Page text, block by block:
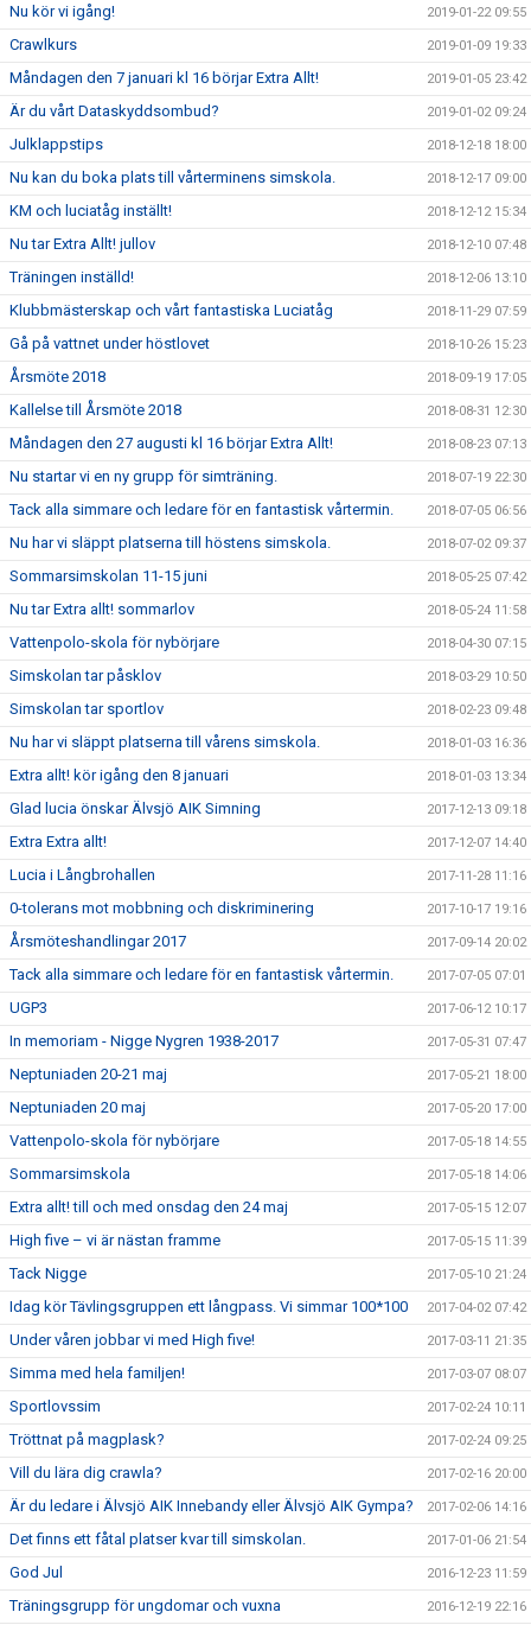
Nu kör vi igång! 2019-01-22 09:55
Crawlkurs 2019-01-09 19:33
Måndagen den 7 januari kl 16 börjar Extra Allt! 2019-01-05 23:42
Är du vårt Dataskyddsombud? 2019-01-02 09:24
Julklappstips 2018-12-18 18:00
Nu kan du boka plats till vårterminens simskola. 2018-12-17 09:00
KM och luciatåg inställt! 2018-12-12 15:34
Nu tar Extra Allt! jullov 2018-12-10 07:48
Träningen inställd! 2018-12-06 13:10
Klubbmästerskap och vårt fantastiska Luciatåg 2018-11-29 07:59
Gå på vattnet under höstlovet 2018-10-26 15:23
Årsmöte 2018 2018-09-19 17:05
Kallelse till Årsmöte 2018 2018-08-31 12:30
Måndagen den 27 augusti kl 16 börjar Extra Allt! 2018-08-23 07:13
Nu startar vi en ny grupp för simträning. 2018-07-19 22:30
Tack alla simmare och ledare för en fantastisk vårtermin. 2018-07-05 06:56
Nu har vi släppt platserna till höstens simskola. 2018-07-02 09:37
Sommarsimskolan 11-15 juni 2018-05-25 07:42
Nu tar Extra allt! sommarlov 2018-05-24 11:58
Vattenpolo-skola för nybörjare 2018-04-30 07:15
Simskolan tar påsklov 2018-03-29 10:50
Simskolan tar sportlov 2018-02-23 09:48
Nu har vi släppt platserna till vårens simskola. 2018-01-03 16:36
Extra allt! kör igång den 8 januari 2018-01-03 13:34
Glad lucia önskar Älvsjö AIK Simning 2017-12-13 09:18
Extra Extra allt! 2017-12-07 14:40
Lucia i Långbrohallen 2017-11-28 11:16
0-tolerans mot mobbning och diskriminering 2017-10-17 19:16
Årsmöteshandlingar 2017 2017-09-14 20:02
Tack alla simmare och ledare för en fantastisk vårtermin. 2017-07-05 07:01
UGP3 2017-06-12 10:17
In memoriam - Nigge Nygren 1938-2017 2017-05-31 07:47
Neptuniaden 20-21 maj 2017-05-21 18:00
Neptuniaden 20 maj 2017-05-20 17:00
Vattenpolo-skola för nybörjare 2017-05-18 14:55
Sommarsimskola 2017-05-18 14:06
Extra allt! till och med onsdag den 24 maj 2017-05-15 12:07
High five – vi är nästan framme 2017-05-15 11:39
Tack Nigge 2017-05-10 21:24
Idag kör Tävlingsgruppen ett långpass. Vi simmar 100*100 2017-04-02 07:42
Under våren jobbar vi med High five! 2017-03-11 21:35
Simma med hela familjen! 2017-03-07 08:07
Sportlovssim 2017-02-24 10:11
Tröttnat på magplask? 2017-02-24 09:25
Vill du lära dig crawla? 2017-02-16 20:00
Är du ledare i Älvsjö AIK Innebandy eller Älvsjö AIK Gympa? 2017-02-06 14:16
Det finns ett fåtal platser kvar till simskolan. 2017-01-06 21:54
God Jul 2016-12-23 11:59
Träningsgrupp för ungdomar och vuxna 2016-12-19 22:16